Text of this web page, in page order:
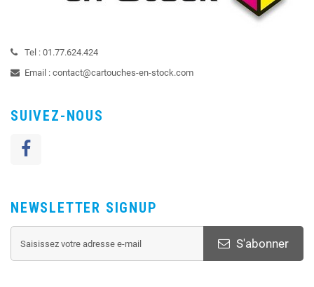
Tel : 01.77.624.424
Email : contact@cartouches-en-stock.com
SUIVEZ-NOUS
NEWSLETTER SIGNUP
S'abonner